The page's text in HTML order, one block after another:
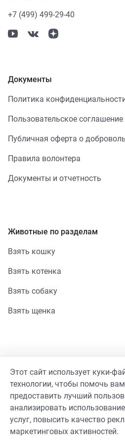
+7 (499) 499-29-40
Документы
Политика
Пользовательское соглашение
Публичная оферта о
Правила волонтера
Документы и отчетность
Животные по разделам
Взять кошку
Взять котенка
Взять собаку
Взять щенка
Стать волонтером
Гайд волонтера
Реквизиты фонда
Этот сайт использует куки-
технологии, чтобы помочь
предоставить лучший
анализировать
услуг, повысить качество
маркетинговых активностей.